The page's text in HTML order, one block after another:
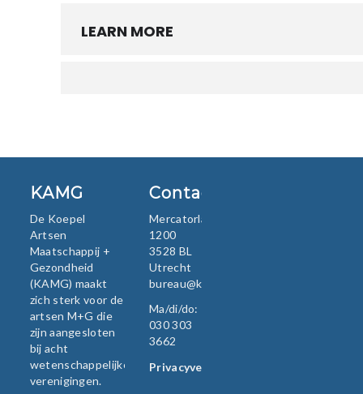
LEARN MORE
KAMG
De Koepel
Artsen
Maatschappij +
Gezondheid
(KAMG) maakt
zich sterk voor de
artsen M+G die
zijn aangesloten
bij acht
wetenschappelijke
verenigingen.
Contact
Mercatorlaan
1200
3528 BL
Utrecht
bureau@kamg.nl
Ma/di/do:
030 303
3662
Privacyverklaring